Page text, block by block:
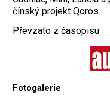
čínský projekt Qoros.
Převzato z časopisu
Fotogalerie